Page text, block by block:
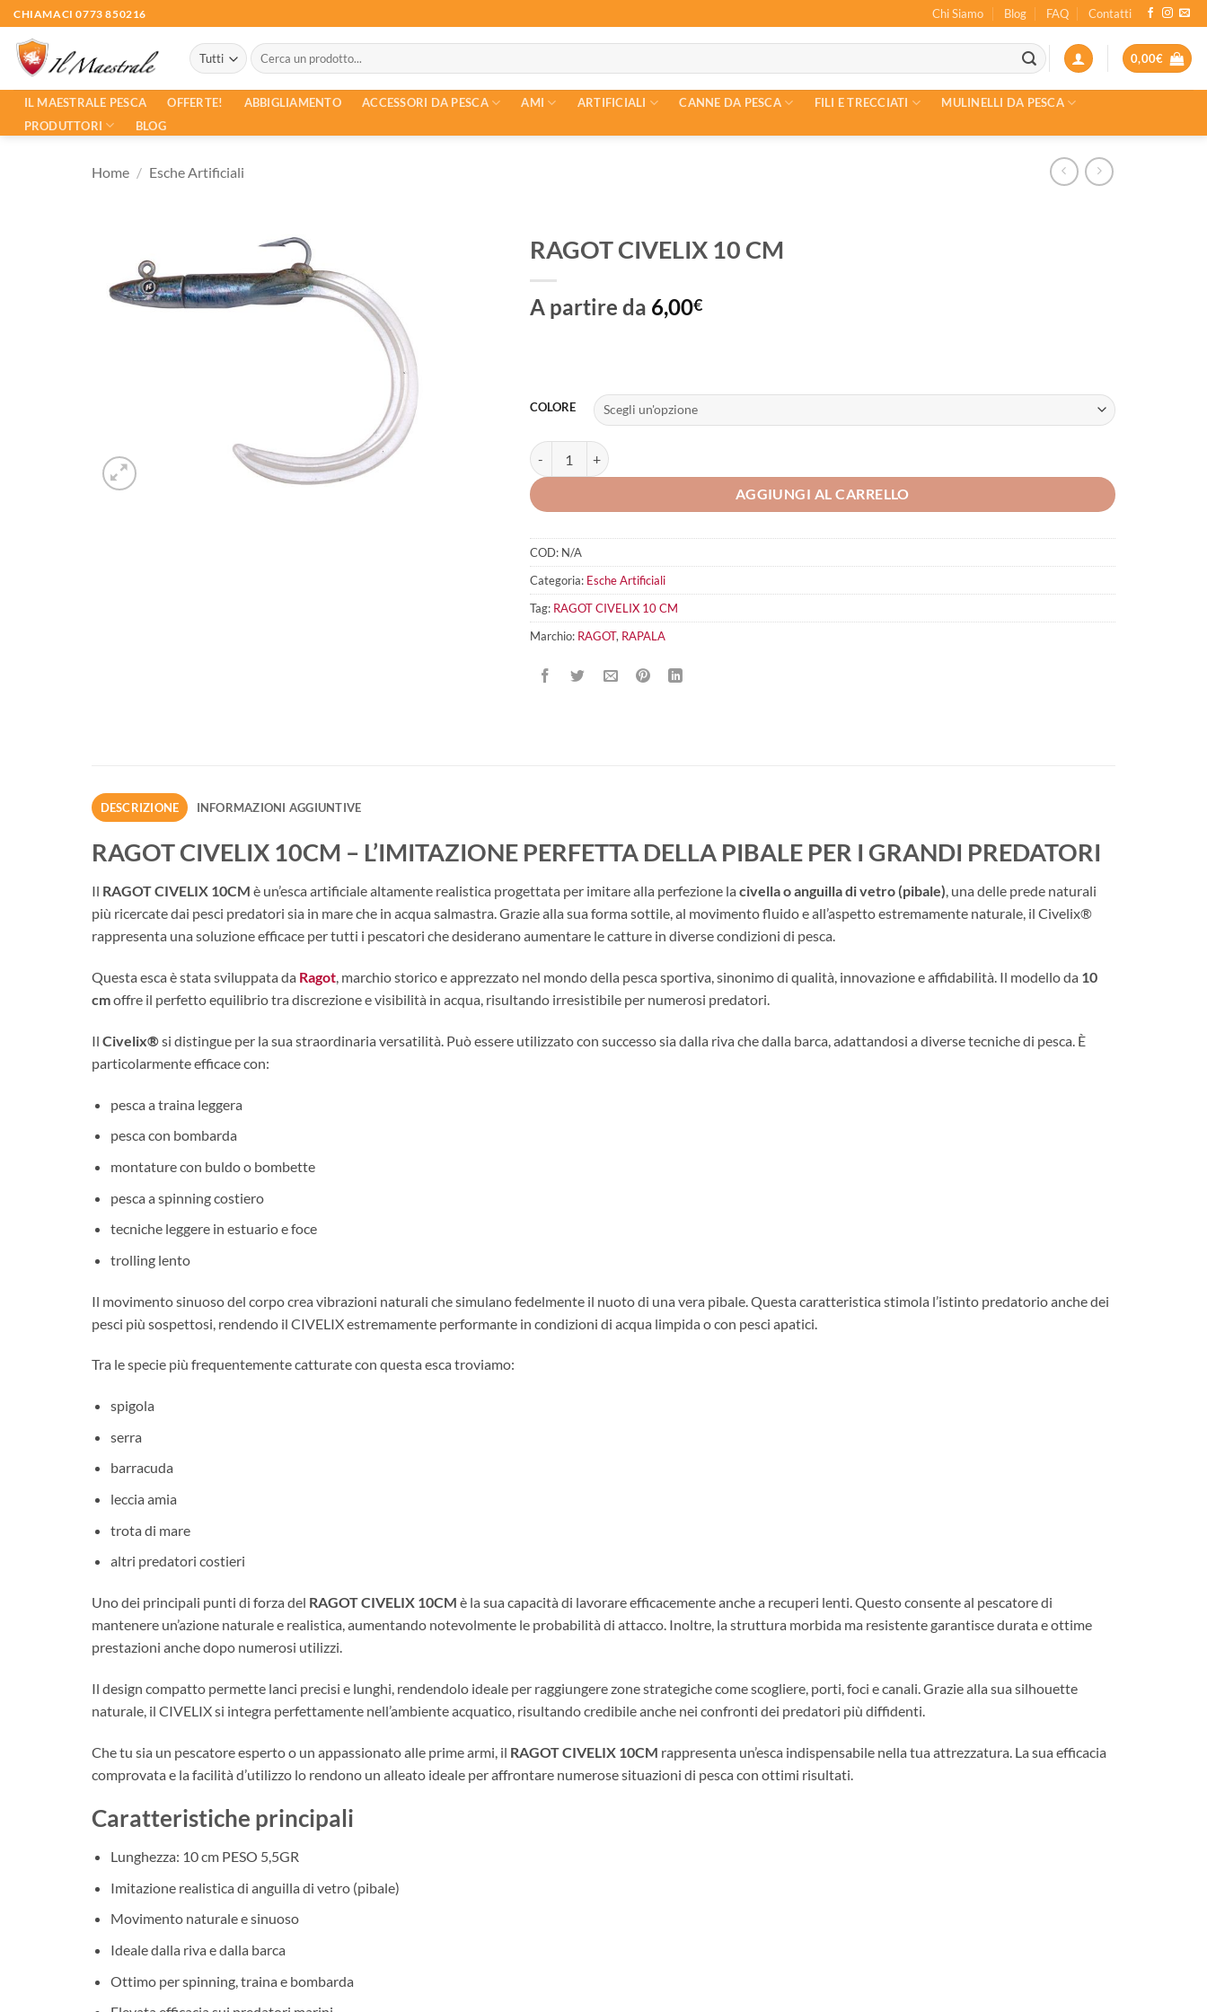
Salta
ai
contenuti
CHIAMACI 0773 850216 Chi Siamo Blog FAQ Contatti
Cerca:
0,00€
IL MAESTRALE PESCA OFFERTE! ABBIGLIAMENTO ACCESSORI DA PESCA AMI ARTIFICIALI CANNE DA PESCA FILI E TRECCIATI
MULINELLI DA PESCA
PRODUTTORI
BLOG
Home / Esche Artificiali
RAGOT CIVELIX 10 CM
A partire da 6,00€
COLORE
RAGOT CIVELIX 10 CM quantità
AGGIUNGI AL CARRELLO
COD: N/A
Categoria: Esche Artificiali
Tag: RAGOT CIVELIX 10 CM
Marchio: RAGOT, RAPALA
DESCRIZIONE INFORMAZIONI AGGIUNTIVE
RAGOT CIVELIX 10CM – L’IMITAZIONE PERFETTA DELLA PIBALE PER I GRANDI PREDATORI
Il RAGOT CIVELIX 10CM è un’esca artificiale altamente realistica progettata per imitare alla perfezione la civella o anguilla di vetro (pibale), una delle prede naturali
più ricercate dai pesci predatori sia in mare che in acqua salmastra. Grazie alla sua forma sottile, al movimento fluido e all’aspetto estremamente naturale, il Civelix®
rappresenta una soluzione efficace per tutti i pescatori che desiderano aumentare le catture in diverse condizioni di pesca.
Questa esca è stata sviluppata da Ragot, marchio storico e apprezzato nel mondo della pesca sportiva, sinonimo di qualità, innovazione e affidabilità. Il modello da 10
cmoffre il perfetto equilibrio tra discrezione e visibilità in acqua, risultando irresistibile per numerosi predatori.
Il Civelix®si distingue per la sua straordinaria versatilità. Può essere utilizzato con successo sia dalla riva che dalla barca, adattandosi a diverse tecniche di pesca. È
particolarmente efficace con:
pesca a traina leggera
pesca con bombarda
montature con buldo o bombette
pesca a spinning costiero
tecniche leggere in estuario e foce
trolling lento
Il movimento sinuoso del corpo crea vibrazioni naturali che simulano fedelmente il nuoto di una vera pibale. Questa caratteristica stimola l’istinto predatorio anche dei
pesci più sospettosi, rendendo il CIVELIX estremamente performante in condizioni di acqua limpida o con pesci apatici.
Tra le specie più frequentemente catturate con questa esca troviamo:
spigola
serra
barracuda
leccia amia
trota di mare
altri predatori costieri
Uno dei principali punti di forza del RAGOT CIVELIX 10CM è la sua capacità di lavorare efficacemente anche a recuperi lenti. Questo consente al pescatore di
mantenere un’azione naturale e realistica, aumentando notevolmente le probabilità di attacco. Inoltre, la struttura morbida ma resistente garantisce durata e ottime
prestazioni anche dopo numerosi utilizzi.
Il design compatto permette lanci precisi e lunghi, rendendolo ideale per raggiungere zone strategiche come scogliere, porti, foci e canali. Grazie alla sua silhouette
naturale, il CIVELIX si integra perfettamente nell’ambiente acquatico, risultando credibile anche nei confronti dei predatori più diffidenti.
Che tu sia un pescatore esperto o un appassionato alle prime armi, il RAGOT CIVELIX 10CM rappresenta un’esca indispensabile nella tua attrezzatura. La sua efficacia
comprovata e la facilità d’utilizzo lo rendono un alleato ideale per affrontare numerose situazioni di pesca con ottimi risultati.
Caratteristiche principali
Lunghezza: 10 cm PESO 5,5GR
Imitazione realistica di anguilla di vetro (pibale)
Movimento naturale e sinuoso
Ideale dalla riva e dalla barca
Ottimo per spinning, traina e bombarda